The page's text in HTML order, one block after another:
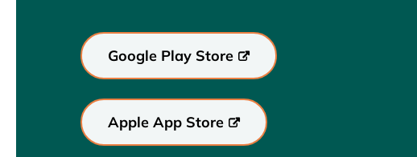
Google Play Store
Apple App Store